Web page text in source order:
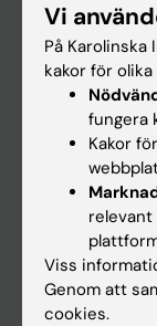
På gång
Nyheter
Kalender
Schema
Studentmejlen
Vi
På
kakor för
fungera
Kakor för
Viss
Genom att
cookies.